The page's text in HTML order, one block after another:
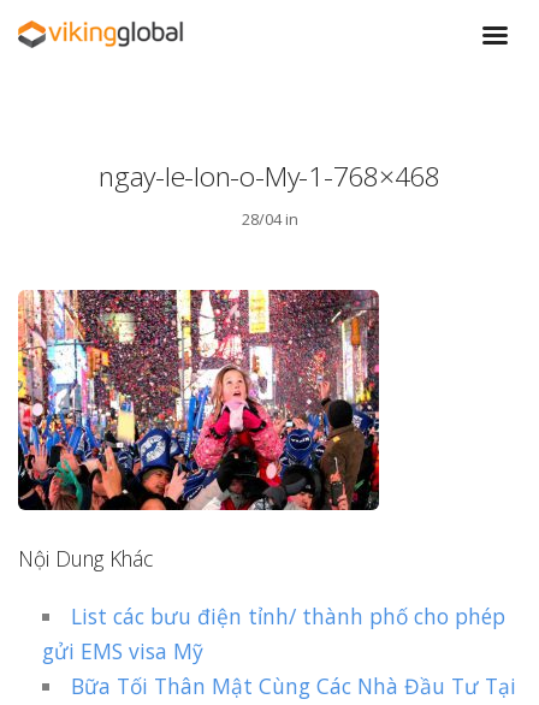
ngay-le-lon-o-My-1-768×468
28/04 in
Nội Dung Khác
List các bưu điện tỉnh/ thành phố cho phép
gửi EMS visa Mỹ
Bữa Tối Thân Mật Cùng Các Nhà Đầu Tư Tại